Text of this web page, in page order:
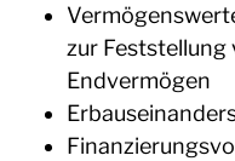
zur Feststellung
Endvermögen